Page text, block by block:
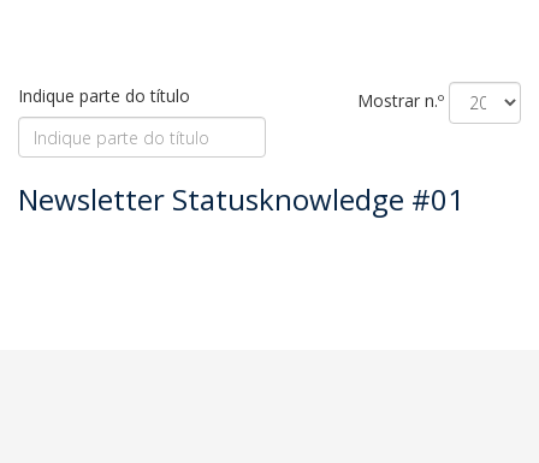
Indique parte do título Mostrar n.º
Newsletter Statusknowledge #01